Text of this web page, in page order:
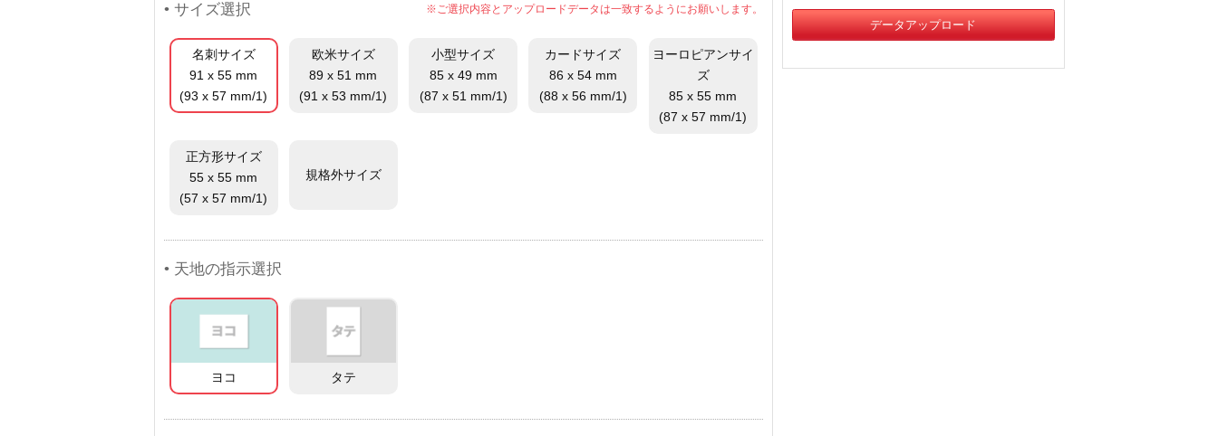
• サイズ選択 ※ご選択内容とアップロードデータは一致するようにお願いします。
名刺サイズ
91 x 55 mm
(93 x 57 mm/1)
欧米サイズ
89 x 51 mm
(91 x 53 mm/1)
小型サイズ
85 x 49 mm
(87 x 51 mm/1)
カードサイズ
86 x 54 mm
(88 x 56 mm/1)
ヨーロピアンサイ
ズ
85 x 55 mm
(87 x 57 mm/1)
正方形サイズ
55 x 55 mm
(57 x 57 mm/1)
規格外サイズ
• 天地の指示選択
ヨコ タテ
データアップロード